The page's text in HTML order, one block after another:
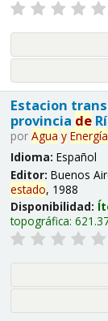
Estacion
provincia de
por Agua y Energía
Idioma: Español
Editor: Buenos
estado, 1988
Disponibilidad:
topográfica: